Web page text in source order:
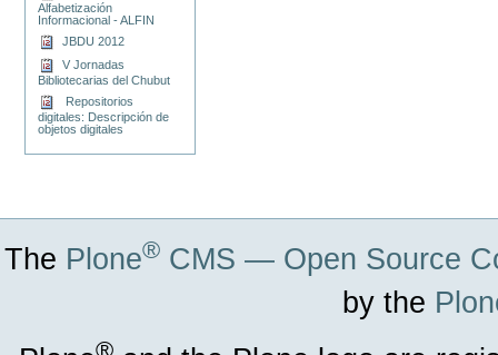
Alfabetización
Informacional - ALFIN
JBDU 2012
V Jornadas
Bibliotecarias del Chubut
Repositorios
digitales: Descripción de
objetos digitales
The Plone® CMS — Open Source
by the